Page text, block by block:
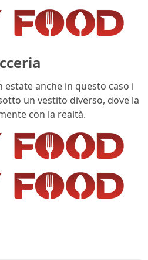
anche in questo caso i
un vestito diverso, dove la
con la realtà.